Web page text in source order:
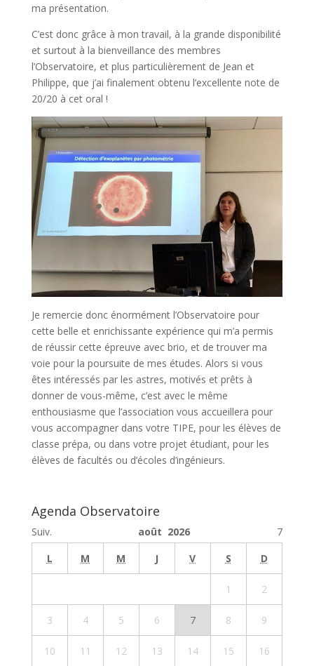
ma présentation.
C’est donc grâce à mon travail, à la grande disponibilité
et surtout à la bienveillance des membres
l’Observatoire, et plus particulièrement de Jean et
Philippe, que j’ai finalement obtenu l’excellente note de
20/20 à cet oral !
Je remercie donc énormément l’Observatoire pour
cette belle et enrichissante expérience qui m’a permis
de réussir cette épreuve avec brio, et de trouver ma
voie pour la poursuite de mes études. Alors si vous
êtes intéressés par les astres, motivés et prêts à
donner de vous-même, c’est avec le même
enthousiasme que l’association vous accueillera pour
vous accompagner dans votre TIPE, pour les élèves de
classe prépa, ou dans votre projet étudiant, pour les
élèves de facultés ou d’écoles d’ingénieurs.
Agenda Observatoire
Suiv. 7
août 2026
L
M M J V S D
1 2
3 4 5 6 7 8 9
10 11 12 13 14 15 16